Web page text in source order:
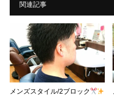
関連記事
メンズスタイル/2ブロック